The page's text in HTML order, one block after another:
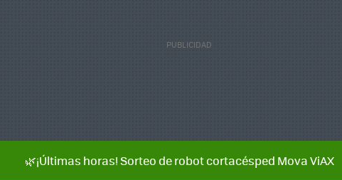
🌿¡Últimas horas! Sorteo de robot cortacésped Mova ViAX